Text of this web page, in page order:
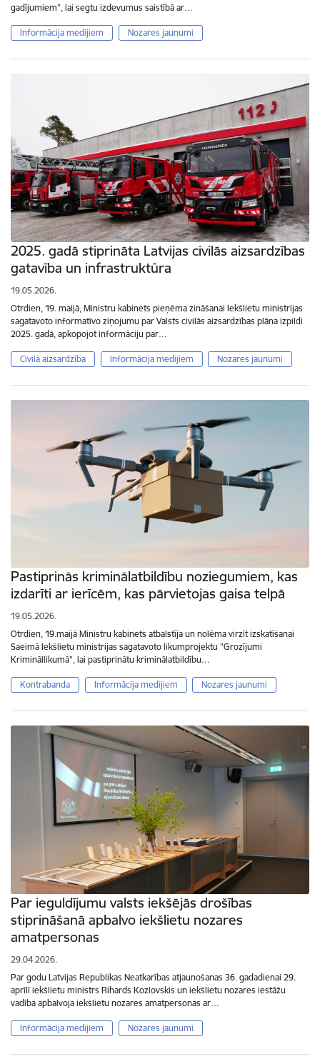
gadījumiem”, lai segtu izdevumus saistībā ar…
Informācija medijiem Nozares jaunumi
2025. gadā stiprināta Latvijas civilās aizsardzības
gatavība un infrastruktūra
19.05.2026.
Otrdien, 19. maijā, Ministru kabinets pieņēma zināšanai Iekšlietu ministrijas
sagatavoto informatīvo ziņojumu par Valsts civilās aizsardzības plāna izpildi
2025. gadā, apkopojot informāciju par…
Civilā aizsardzība Informācija medijiem Nozares jaunumi
Pastiprinās kriminālatbildību noziegumiem, kas
izdarīti ar ierīcēm, kas pārvietojas gaisa telpā
19.05.2026.
Otrdien, 19.maijā Ministru kabinets atbalstīja un nolēma virzīt izskatīšanai
Saeimā Iekšlietu ministrijas sagatavoto likumprojektu "Grozījumi
Krimināllikumā", lai pastiprinātu kriminālatbildību…
Kontrabanda Informācija medijiem Nozares jaunumi
Par ieguldījumu valsts iekšējās drošības
stiprināšanā apbalvo iekšlietu nozares
amatpersonas
29.04.2026.
Par godu Latvijas Republikas Neatkarības atjaunošanas 36. gadadienai 29.
aprīlī iekšlietu ministrs Rihards Kozlovskis un iekšlietu nozares iestāžu
vadība apbalvoja iekšlietu nozares amatpersonas ar…
Informācija medijiem Nozares jaunumi